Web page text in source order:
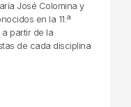
José Colomina y
en la 11.ª
partir de la
de cada disciplina